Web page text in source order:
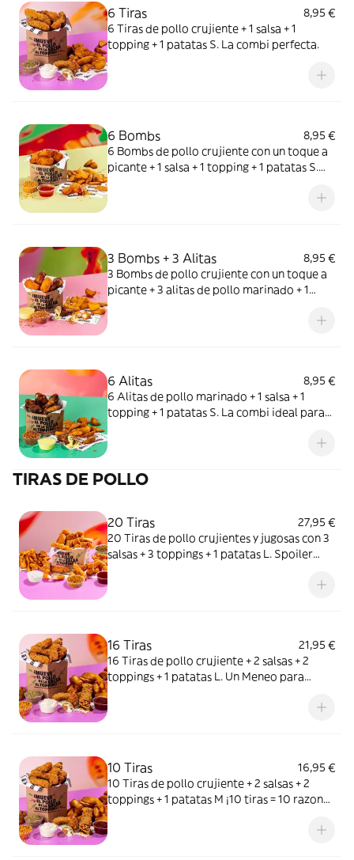
6 Tiras
8,95 €
6 Tiras de pollo crujiente + 1 salsa + 1
topping + 1 patatas S. La combi perfecta.
6 Bombs
8,95 €
6 Bombs de pollo crujiente con un toque a
picante + 1 salsa + 1 topping + 1 patatas S.
3 Bombs + 3 Alitas
8,95 €
3 Bombs de pollo crujiente con un toque a
picante + 3 alitas de pollo marinado + 1
6 Alitas
8,95 €
6 Alitas de pollo marinado + 1 salsa + 1
topping + 1 patatas S. La combi ideal para
TIRAS DE POLLO
20 Tiras
27,95 €
20 Tiras de pollo crujientes y jugosas con 3
salsas + 3 toppings + 1 patatas L. Spoiler
16 Tiras
21,95 €
16 Tiras de pollo crujiente + 2 salsas + 2
toppings + 1 patatas L. Un Meneo para
10 Tiras
16,95 €
10 Tiras de pollo crujiente + 2 salsas + 2
toppings + 1 patatas M ¡10 tiras = 10 razones